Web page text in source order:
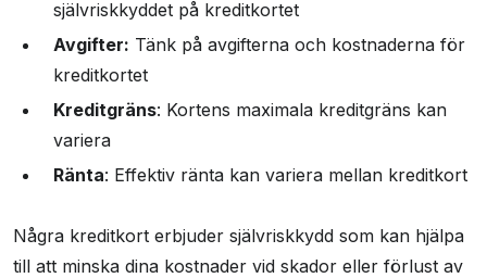
självriskkyddet på kreditkortet
Avgifter: Tänk på avgifterna och kostnaderna för
kreditkortet
Kreditgräns: Kortens maximala kreditgräns kan
variera
Ränta: Effektiv ränta kan variera mellan kreditkort
Några kreditkort erbjuder självriskkydd som kan hjälpa
till att minska dina kostnader vid skador eller förlust av